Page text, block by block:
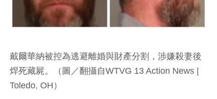
戴爾華納被控為逃避離婚與財產分割，涉嫌殺妻後
焊死藏屍。（圖／翻攝自WTVG 13 Action News |
Toledo, OH）